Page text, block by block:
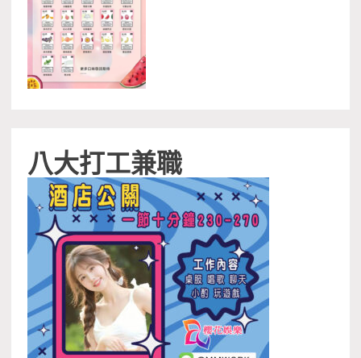
八大打工兼職